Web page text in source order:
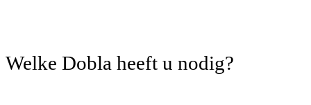
Welke Dobla heeft u nodig?